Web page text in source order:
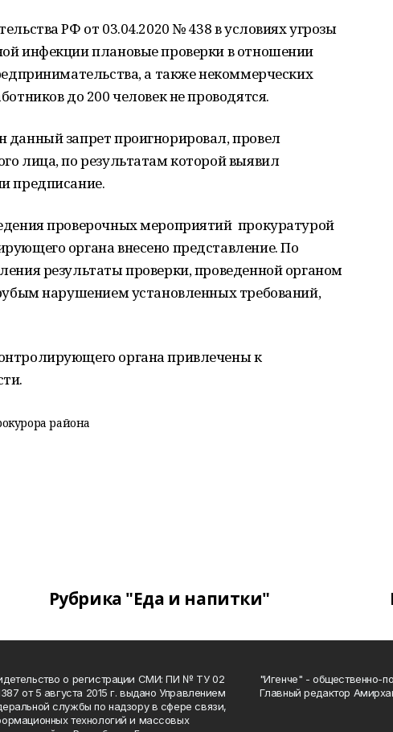
РФ от 03.04.2020 № 438 в условиях угрозы
инфекции плановые проверки в отношении
а также некоммерческих
до 200 человек не проводятся.
запрет проигнорировал, провел
лица, по результатам которой выявил
предписание.
проверочных мероприятий прокуратурой
органа внесено представление. По
результаты проверки, проведенной органом
нарушением установленных требований,
органа привлечены к
района
Рубрика "Еда и напитки"
о регистрации СМИ: ПИ № ТУ 02
от 5 августа 2015 г. выдано Управлением
службы по надзору в сфере связи,
технологий и массовых
"Игенче" - общественно-
Главный редактор